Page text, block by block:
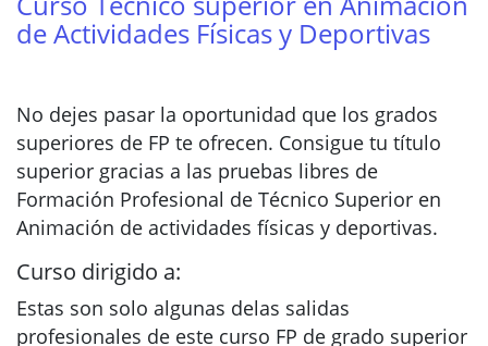
de Actividades Físicas y Deportivas
No dejes pasar la oportunidad que los grados
superiores de FP te ofrecen. Consigue tu título
superior gracias a las pruebas libres de
Formación Profesional de Técnico Superior en
Animación de actividades físicas y deportivas.
Curso dirigido a:
Estas son solo algunas delas salidas
profesionales de este curso FP de grado superior